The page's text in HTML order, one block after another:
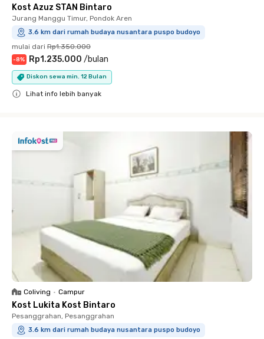
Kost Azuz STAN Bintaro
Jurang Manggu Timur, Pondok Aren
3.6 km dari rumah budaya nusantara puspo budoyo
mulai dari Rp1.350.000
-8% Rp1.235.000 /bulan
Diskon sewa min. 12 Bulan
Lihat info lebih banyak
Coliving • Campur
Kost Lukita Kost Bintaro
Pesanggrahan, Pesanggrahan
3.6 km dari rumah budaya nusantara puspo budoyo